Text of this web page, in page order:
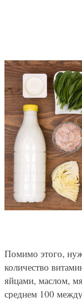
Помимо этого,
количество
яйцами, маслом,
среднем 100